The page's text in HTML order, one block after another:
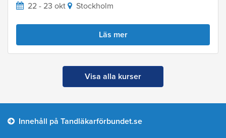
22 - 23 okt Stockholm
Läs mer
Visa alla kurser
Innehåll på Tandläkarförbundet.se